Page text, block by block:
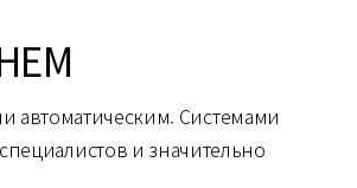
автоматическим. Системами
и значительно